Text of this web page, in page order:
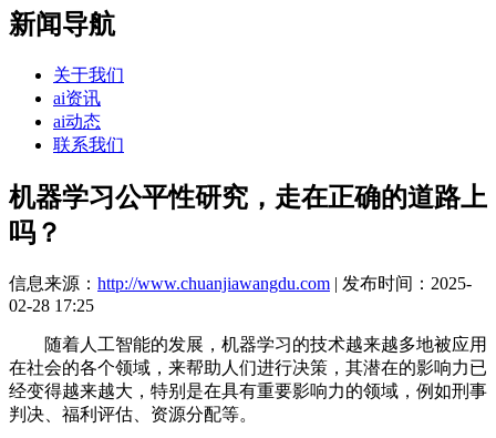
新闻导航
关于我们
ai资讯
ai动态
联系我们
机器学习公平性研究，走在正确的道路上
吗？
信息来源： http://www.chuanjiawangdu.com | 发布时间：2025-
02-28 17:25
随着人工智能的发展，机器学习的技术越来越多地被应用
在社会的各个领域，来帮助人们进行决策，其潜在的影响力已
经变得越来越大，特别是在具有重要影响力的领域，例如刑事
判决、福利评估、资源分配等。